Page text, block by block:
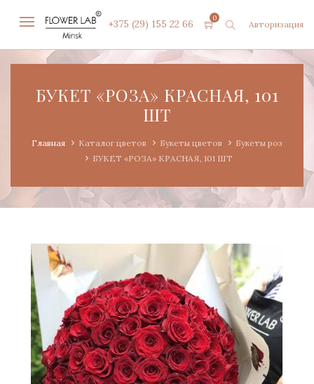
+375 (29) 155 22 66 0
Авторизация
БУКЕТ «РОЗА» КРАСНАЯ, 101
ШТ
Главная Каталог цветов Букеты цветов
Букеты роз
БУКЕТ «РОЗА» КРАСНАЯ, 101 ШТ